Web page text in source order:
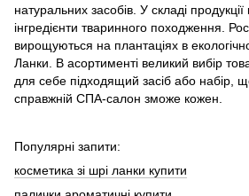
натуральних засобів. У складі продукції
інгредієнти тваринного походження.
вирощуються на плантаціях в
Ланки. В асортименті великий вибір
для себе підходящий засіб або набір,
справжній СПА-салон зможе кожен.
Популярні запити:
косметика зі шрі ланки купити